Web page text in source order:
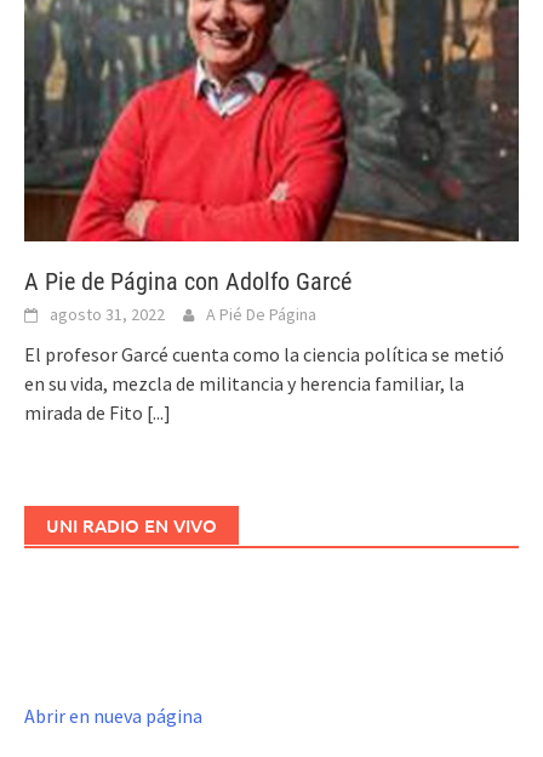
A Pie de Página con Adolfo Garcé
agosto 31, 2022 A Pié De Página
El profesor Garcé cuenta como la ciencia política se metió
en su vida, mezcla de militancia y herencia familiar, la
mirada de Fito [...]
UNI RADIO EN VIVO
Abrir en nueva página